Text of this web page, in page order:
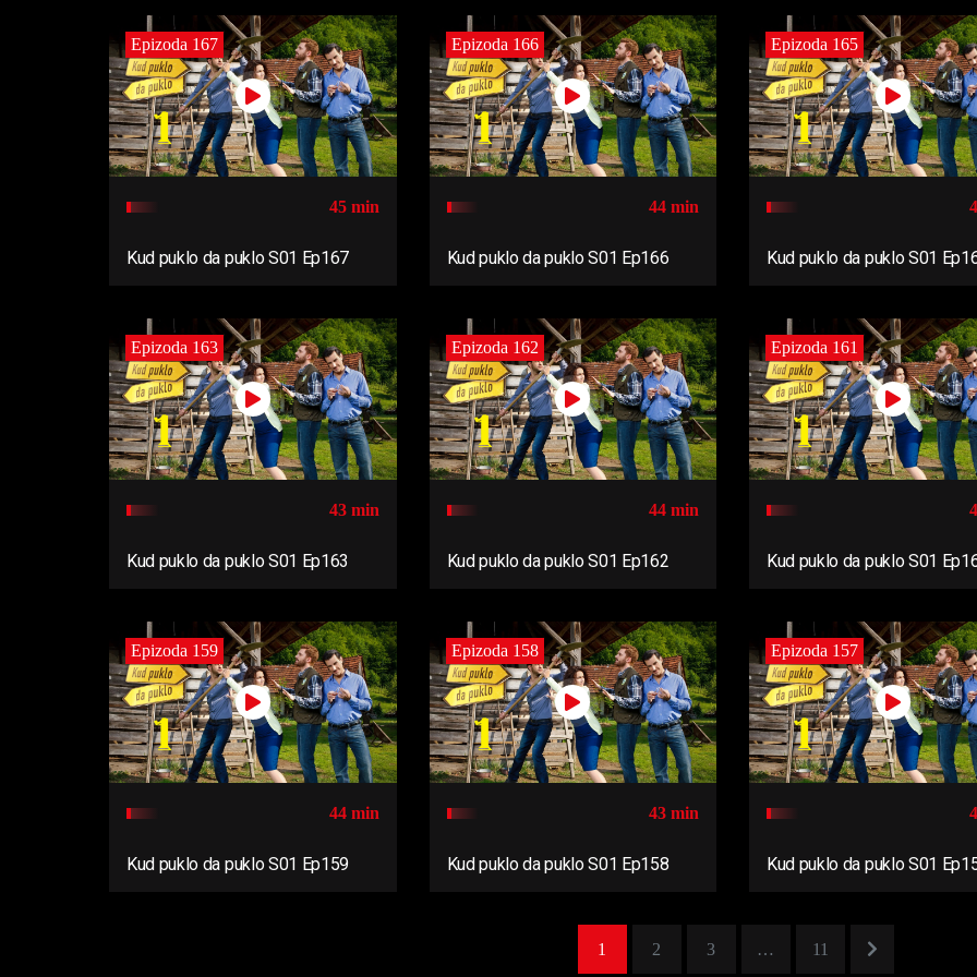
Epizoda 167
45 min
Kud puklo da puklo S01 Ep167
Epizoda 166
44 min
Kud puklo da puklo S01 Ep166
Epizoda 165
Kud puklo da puklo S01
Epizoda 163
43 min
Kud puklo da puklo S01 Ep163
Epizoda 162
44 min
Kud puklo da puklo S01 Ep162
Epizoda 161
Kud puklo da puklo S01
Epizoda 159
44 min
Kud puklo da puklo S01 Ep159
Epizoda 158
43 min
Kud puklo da puklo S01 Ep158
Epizoda 157
Kud puklo da puklo S01
1 2 3 … 11